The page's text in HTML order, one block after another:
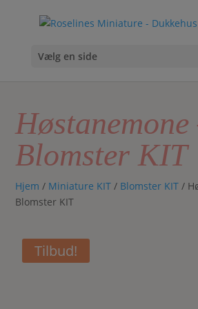
Vælg en side
Høstanemone
Blomster KIT
Hjem / Miniature KIT / Blomster KIT /
Blomster KIT
Tilbud!